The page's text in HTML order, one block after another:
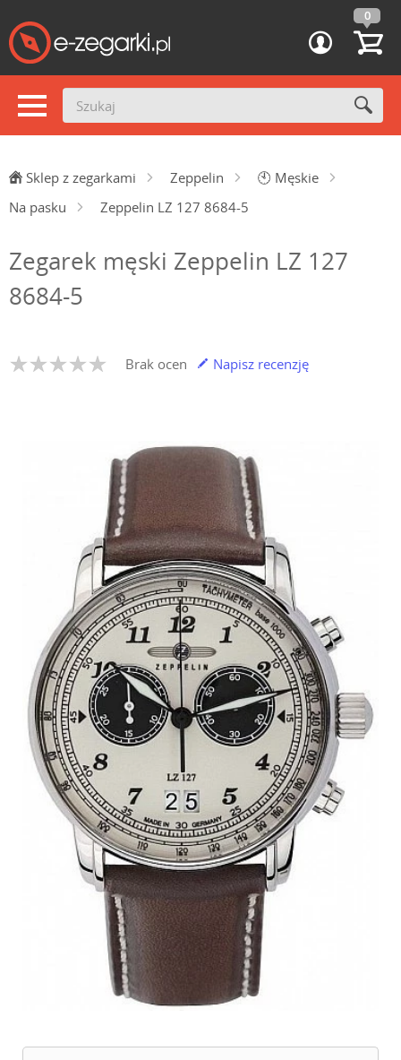
0
Sklep z zegarkami Zeppelin 🕙 Męskie
Na pasku
Zeppelin LZ 127 8684-5
Zegarek męski Zeppelin LZ 127
8684-5
Brak ocen Napisz recenzję